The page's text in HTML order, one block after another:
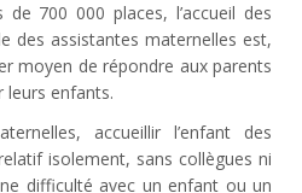
de 700 000 places, l’accueil des
des assistantes maternelles est,
moyen de répondre aux parents
leurs enfants.
accueillir l’enfant des
isolement, sans collègues ni
difficulté avec un enfant ou un